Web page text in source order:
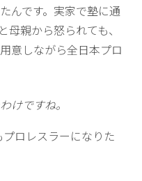
んです。実家で塾に通
母親から怒られても、
意しながら全日本プロ
ですね。
ロレスラーになりた